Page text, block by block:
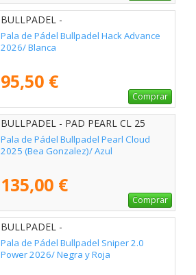
BULLPADEL -
Pala de Pádel Bullpadel Hack Advance
2026/ Blanca
95,50 €
Comprar
BULLPADEL - PAD PEARL CL 25
Pala de Pádel Bullpadel Pearl Cloud
2025 (Bea Gonzalez)/ Azul
135,00 €
Comprar
BULLPADEL -
Pala de Pádel Bullpadel Sniper 2.0
Power 2026/ Negra y Roja